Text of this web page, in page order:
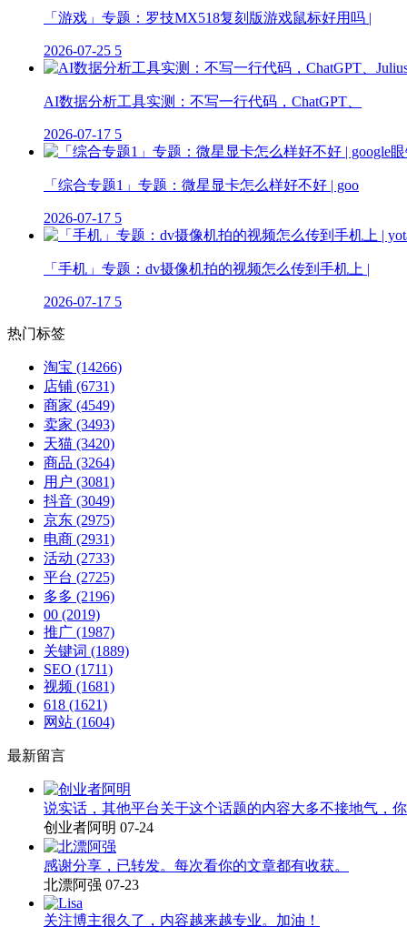
「游戏」专题：罗技MX518复刻版游戏鼠标好用吗 |
2026-07-25 5
AI数据分析工具实测：不写一行代码，ChatGPT、
2026-07-17 5
「综合专题1」专题：微星显卡怎么样好不好 | goo
2026-07-17 5
「手机」专题：dv摄像机拍的视频怎么传到手机上 |
2026-07-17 5
热门标签
淘宝 (14266)
店铺 (6731)
商家 (4549)
卖家 (3493)
天猫 (3420)
商品 (3264)
用户 (3081)
抖音 (3049)
京东 (2975)
电商 (2931)
活动 (2733)
平台 (2725)
多多 (2196)
00 (2019)
推广 (1987)
关键词 (1889)
SEO (1711)
视频 (1681)
618 (1621)
网站 (1604)
最新留言
说实话，其他平台关于这个话题的内容大多不接地气，
创业者阿明 07-24
感谢分享，已转发。每次看你的文章都有收获。
北漂阿强 07-23
关注博主很久了，内容越来越专业。加油！